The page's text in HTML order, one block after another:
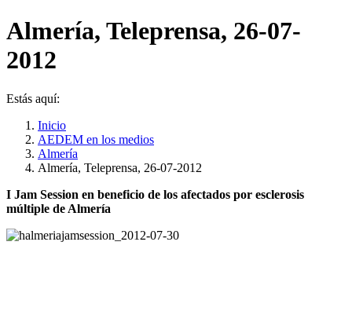
Almería, Teleprensa, 26-07-
2012
Estás aquí:
Inicio
AEDEM en los medios
Almería
Almería, Teleprensa, 26-07-2012
I Jam Session en beneficio de los afectados por esclerosis
múltiple de Almería